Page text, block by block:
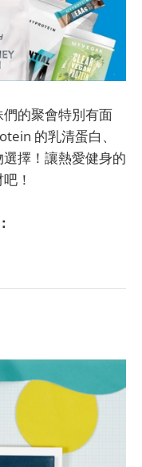
的聚會特別有面
的乳清蛋白、
擇！讓熱愛健身的
！